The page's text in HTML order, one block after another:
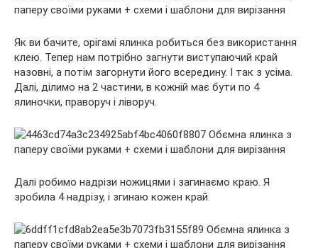
Як ви бачите, орігамі ялинка робиться без використання
клею. Тепер нам потрібно загнути виступаючий край
назовні, а потім загорнути його всередину. І так з усіма.
Далі, ділимо на 2 частини, в кожній має бути по 4
ялиночки, праворуч і ліворуч.
Далі робимо надрізи ножицями і загинаємо краю. Я
зробила 4 надрізу, і згинаю кожен край.